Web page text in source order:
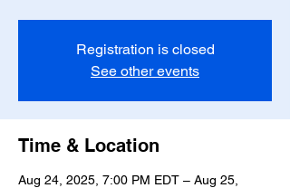
Registration is closed
See other events
Time & Location
Aug 24, 2025, 7:00 PM EDT – Aug 25,